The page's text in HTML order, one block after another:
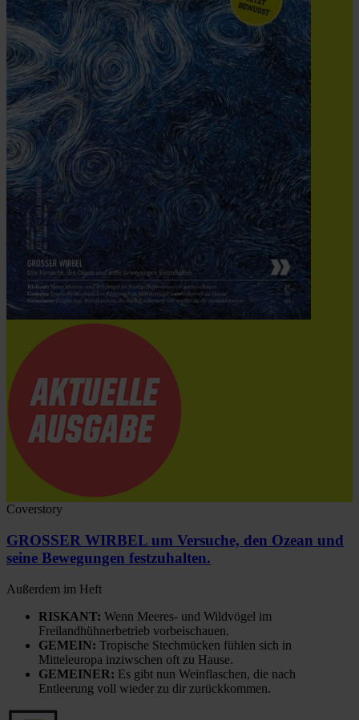
Coverstory
GROSSER WIRBEL um Versuche, den Ozean und
seine Bewegungen festzuhalten.
Außerdem im Heft
RISKANT: Wenn Meeres- und Wildvögel im
Freilandhühnerbetrieb vorbeischauen.
GEMEIN: Tropische Stechmücken fühlen sich in
Mitteleuropa inziwschen oft zu Hause.
GEMEINER: Es gibt nun Weinflaschen, die nach
Entleerung voll wieder zu dir zurückkommen.